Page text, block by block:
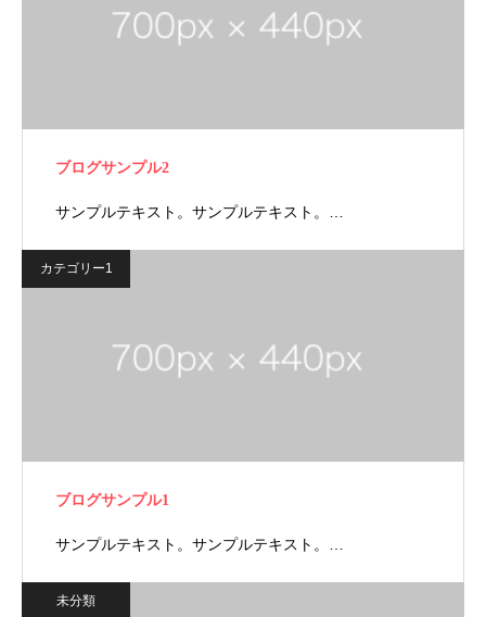
ブログサンプル2
サンプルテキスト。サンプルテキスト。…
カテゴリー1
ブログサンプル1
サンプルテキスト。サンプルテキスト。…
未分類